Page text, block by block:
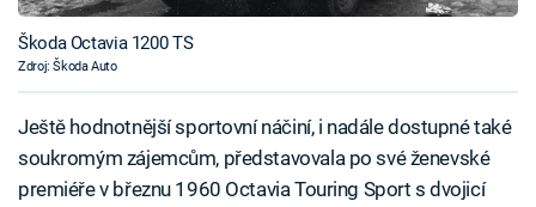
Škoda Octavia 1200 TS
Zdroj: Škoda Auto
Ještě hodnotnější sportovní náčiní, i nadále dostupné také
soukromým zájemcům, představovala po své ženevské
premiéře v březnu 1960 Octavia Touring Sport s dvojicí